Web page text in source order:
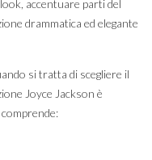
accentuare parti del
drammatica ed elegante
si tratta di scegliere il
Joyce Jackson è